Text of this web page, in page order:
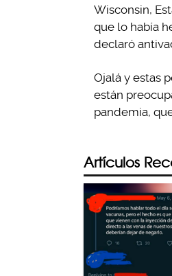
Wisconsin,
que lo había
declaró
Ojalá y estas
están
pandemia,
Artículos